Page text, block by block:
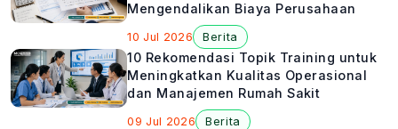
Mengendalikan Biaya Perusahaan
10 Jul 2026 Berita
10 Rekomendasi Topik Training untuk
Meningkatkan Kualitas Operasional
dan Manajemen Rumah Sakit
09 Jul 2026 Berita